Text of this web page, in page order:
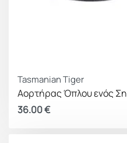
Tasmanian Tiger
Αορτήρας Όπλου ενός
36.00€